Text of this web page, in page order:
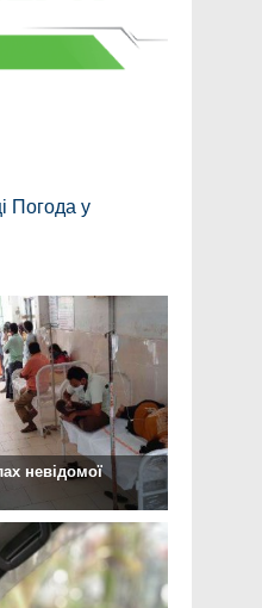
Погода у
невідомої